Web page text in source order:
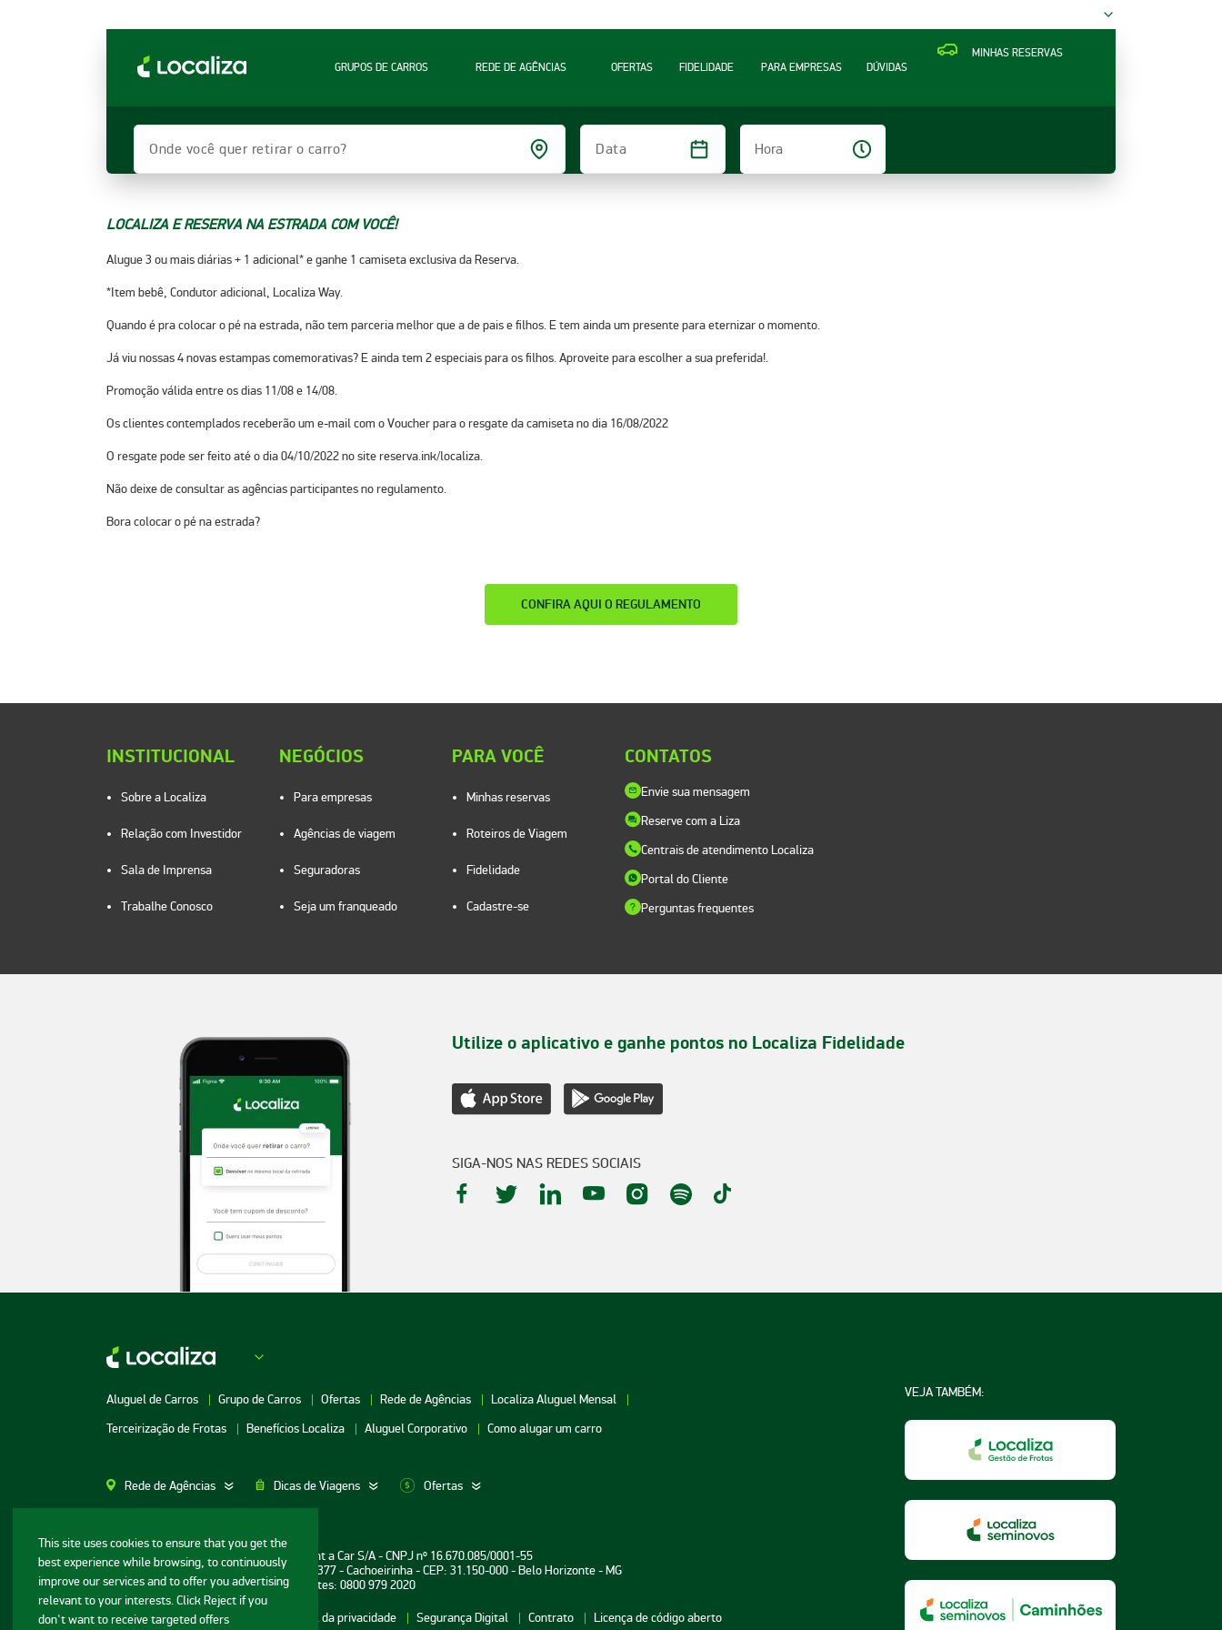
This site uses cookies to ensure that you get the
best experience while browsing, to continuously
improve our services and to offer you advertising
relevant to your interests. Click Reject if you
don't want to receive targeted offers
MINHAS RESERVAS
GRUPOS DE CARROS
REDE DE AGÊNCIAS OFERTAS FIDELIDADE PARA EMPRESAS DÚVIDAS
Onde você quer retirar o carro? Data
Hora
LOCALIZA E RESERVA NA ESTRADA COM VOCÊ!
Alugue 3 ou mais diárias + 1 adicional* e ganhe 1 camiseta exclusiva da Reserva.
*Item bebê, Condutor adicional, Localiza Way.
Quando é pra colocar o pé na estrada, não tem parceria melhor que a de pais e filhos. E tem ainda um presente para eternizar o momento.
Já viu nossas 4 novas estampas comemorativas? E ainda tem 2 especiais para os filhos. Aproveite para escolher a sua preferida!.
Promoção válida entre os dias 11/08 e 14/08.
Os clientes contemplados receberão um e-mail com o Voucher para o resgate da camiseta no dia 16/08/2022
O resgate pode ser feito até o dia 04/10/2022 no site reserva.ink/localiza.
Não deixe de consultar as agências participantes no regulamento.
Bora colocar o pé na estrada?
CONFIRA AQUI O REGULAMENTO
INSTITUCIONAL
Sobre a Localiza
Relação com Investidor
Sala de Imprensa
Trabalhe Conosco
NEGÓCIOS
Para empresas
Agências de viagem
Seguradoras
Seja um franqueado
PARA VOCÊ
Minhas reservas
Roteiros de Viagem
Fidelidade
Cadastre-se
CONTATOS
Envie sua mensagem
Reserve com a Liza
Centrais de atendimento Localiza
Portal do Cliente
Perguntas frequentes
Utilize o aplicativo e ganhe pontos no Localiza Fidelidade
SIGA-NOS NAS REDES SOCIAIS
Aluguel de Carros Grupo de Carros Ofertas Rede de Agências
Localiza Aluguel Mensal
Terceirização de Frotas
Benefícios Localiza Aluguel Corporativo Como alugar um carro
Rede de Agências Dicas de Viagens Ofertas
Aluguel de Carros SP
Aluguel de Carros Porto Alegre
Aluguel de Carros RJ
Aluguel de Carros BH
Aluguel de Carros Goiânia
Aluguel de Carros Guarulhos
Aluguel de Carros Natal
Aluguel de Carros Salvador
Aluguel de Carros Aracaju
Aluguel de Carros
Informações ao consumidor: Localiza Rent a Car S/A - CNPJ nº 16.670.085/0001-55
Sede: Avenida Bernardo Vasconcelos, n° 377 - Cachoeirinha - CEP: 31.150-000 - Belo Horizonte - MG
Central de Reservas e Assistência a Clientes: 0800 979 2020
Mapa do site Termos de uso Portal da privacidade Segurança Digital Contrato Licença de código aberto
VEJA TAMBÉM: